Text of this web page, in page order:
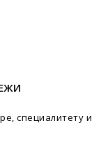
специалитету и